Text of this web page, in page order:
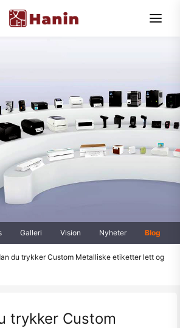
Galleri Vision Nyheter Blog
du trykker Custom Metalliske etiketter lett og
trykker Custom